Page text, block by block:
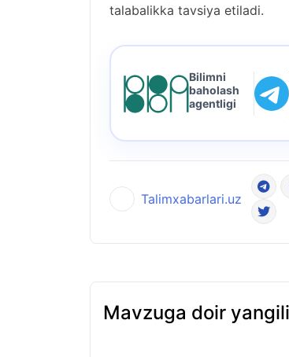
talabalikka tavsiya etiladi.
Bilimni
baholash
agentligi
Talimxabarlari.uz
Mavzuga doir